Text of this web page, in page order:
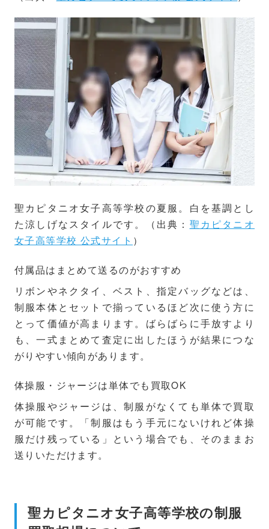
聖カピタニオ女子高等学校の夏服。白を基調とし
た涼しげなスタイルです。（出典： 聖カピタニオ
女子高等学校 公式サイト ）
付属品はまとめて送るのがおすすめ
リボンやネクタイ、ベスト、指定バッグなどは、
制服本体とセットで揃っているほど次に使う方に
とって価値が高まります。ばらばらに手放すより
も、一式まとめて査定に出したほうが結果につな
がりやすい傾向があります。
体操服・ジャージは単体でも買取OK
体操服やジャージは、制服がなくても単体で買取
が可能です。「制服はもう手元にないけれど体操
服だけ残っている」という場合でも、そのままお
送りいただけます。
聖カピタニオ女子高等学校の制服